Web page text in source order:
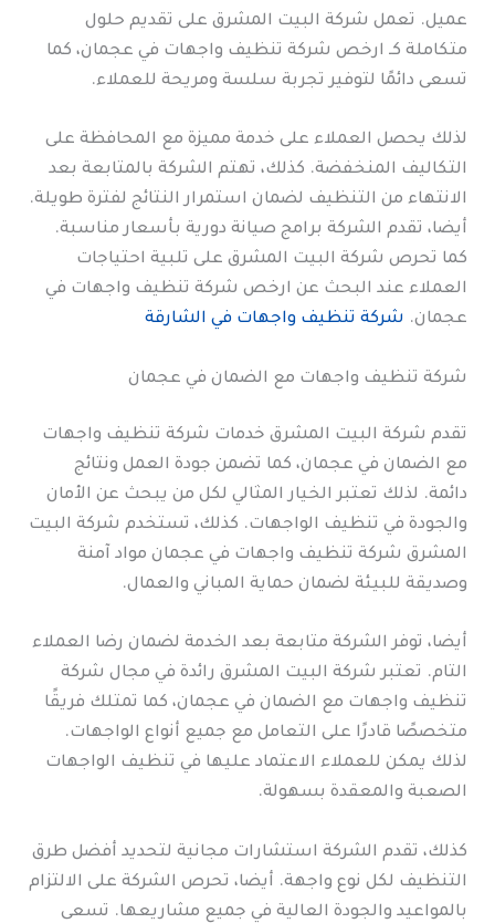
عميل. تعمل شركة البيت المشرق على تقديم حلول
متكاملة كـ ارخص شركة تنظيف واجهات في عجمان، كما
تسعى دائمًا لتوفير تجربة سلسة ومريحة للعملاء.
لذلك يحصل العملاء على خدمة مميزة مع المحافظة على
التكاليف المنخفضة. كذلك، تهتم الشركة بالمتابعة بعد
الانتهاء من التنظيف لضمان استمرار النتائج لفترة طويلة.
أيضا، تقدم الشركة برامج صيانة دورية بأسعار مناسبة.
كما تحرص شركة البيت المشرق على تلبية احتياجات
العملاء عند البحث عن ارخص شركة تنظيف واجهات في
عجمان. شركة تنظيف واجهات في الشارقة
شركة تنظيف واجهات مع الضمان في عجمان
تقدم شركة البيت المشرق خدمات شركة تنظيف واجهات
مع الضمان في عجمان، كما تضمن جودة العمل ونتائج
دائمة. لذلك تعتبر الخيار المثالي لكل من يبحث عن الأمان
والجودة في تنظيف الواجهات. كذلك، تستخدم شركة البيت
المشرق شركة تنظيف واجهات في عجمان مواد آمنة
وصديقة للبيئة لضمان حماية المباني والعمال.
أيضا، توفر الشركة متابعة بعد الخدمة لضمان رضا العملاء
التام. تعتبر شركة البيت المشرق رائدة في مجال شركة
تنظيف واجهات مع الضمان في عجمان، كما تمتلك فريقًا
متخصصًا قادرًا على التعامل مع جميع أنواع الواجهات.
لذلك يمكن للعملاء الاعتماد عليها في تنظيف الواجهات
الصعبة والمعقدة بسهولة.
كذلك، تقدم الشركة استشارات مجانية لتحديد أفضل طرق
التنظيف لكل نوع واجهة. أيضا، تحرص الشركة على الالتزام
بالمواعيد والجودة العالية في جميع مشاريعها. تسعى